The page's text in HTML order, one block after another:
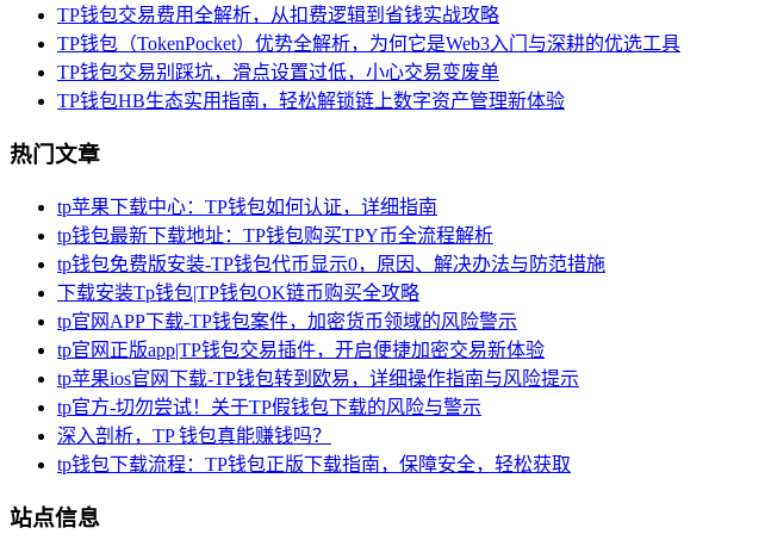
TP钱包交易费用全解析，从扣费逻辑到省钱实战攻略
TP钱包（TokenPocket）优势全解析，为何它是Web3入门与深耕的优选工具
TP钱包交易别踩坑，滑点设置过低，小心交易变废单
TP钱包HB生态实用指南，轻松解锁链上数字资产管理新体验
热门文章
tp苹果下载中心：TP钱包如何认证，详细指南
tp钱包最新下载地址：TP钱包购买TPY币全流程解析
tp钱包免费版安装-TP钱包代币显示0，原因、解决办法与防范措施
下载安装Tp钱包|TP钱包OK链币购买全攻略
tp官网APP下载-TP钱包案件，加密货币领域的风险警示
tp官网正版app|TP钱包交易插件，开启便捷加密交易新体验
tp苹果ios官网下载-TP钱包转到欧易，详细操作指南与风险提示
tp官方-切勿尝试！关于TP假钱包下载的风险与警示
深入剖析，TP 钱包真能赚钱吗？
tp钱包下载流程：TP钱包正版下载指南，保障安全，轻松获取
站点信息